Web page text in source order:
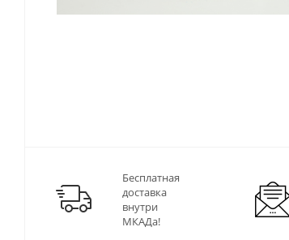
Бесплатная
доставка
внутри
МКАДа!